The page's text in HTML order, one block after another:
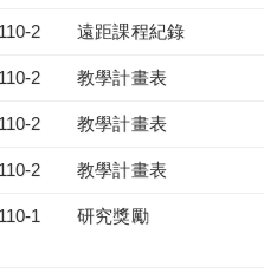
110-2 遠距課程紀錄
110-2 教學計畫表
110-2 教學計畫表
110-2 教學計畫表
110-1 研究獎勵